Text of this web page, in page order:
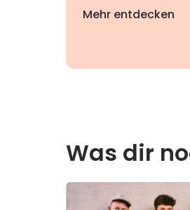
Mehr entdecken
Was dir